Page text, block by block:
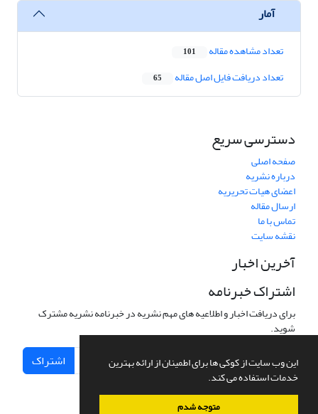
این وب سایت از کوکی ها برای اطمینان از ارائه بهترین
خدمات استفاده می کند.
متوجه شدم
آمار
تعداد مشاهده مقاله 101
تعداد دریافت فایل اصل مقاله 65
دسترسی سریع
صفحه اصلی
درباره نشریه
اعضای هیات تحریریه
ارسال مقاله
تماس با ما
نقشه سایت
آخرین اخبار
اشتراک خبرنامه
برای دریافت اخبار و اطلاعیه های مهم نشریه در خبرنامه نشریه مشترک
شوید.
اشتراک